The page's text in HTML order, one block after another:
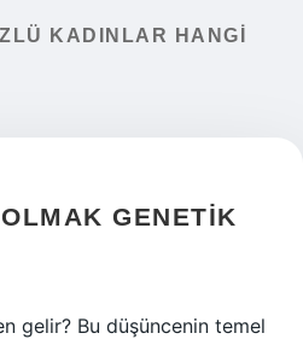
KADINLAR HANGI
GENETIK
gelir? Bu düşüncenin temel